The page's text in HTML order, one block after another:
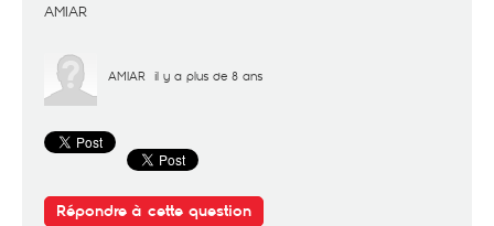
AMIAR
AMIAR il y a plus de 8 ans
Répondre à cette question